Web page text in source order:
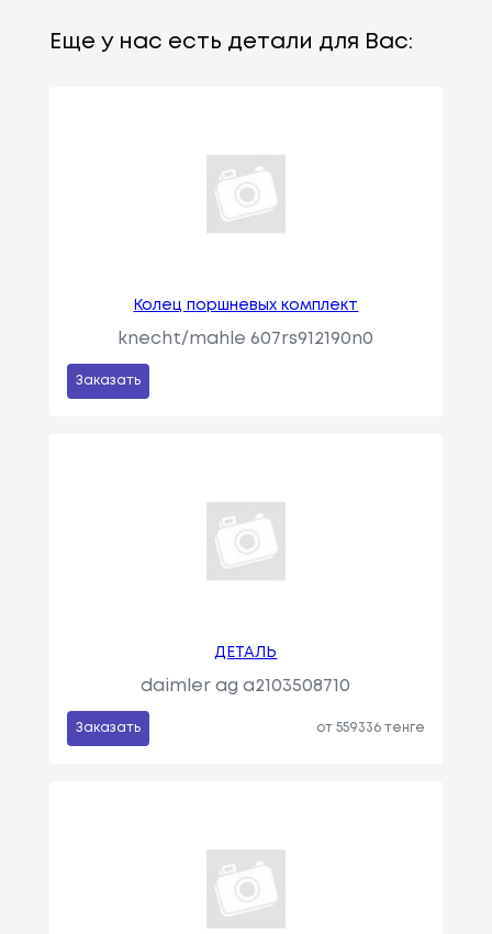
Еще у нас есть детали для Вас:
Колец поршневых комплект
knecht/mahle 607rs912190n0
Заказать
ДЕТАЛЬ
daimler ag a2103508710
Заказать от 559336 тенге